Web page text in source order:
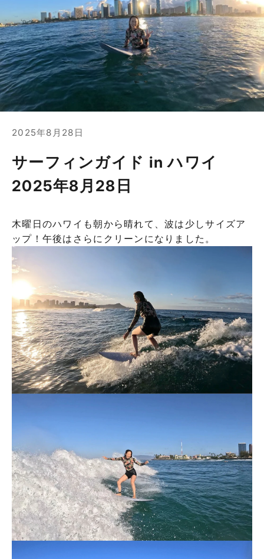
2025年8月28日
サーフィンガイド in ハワイ
2025年8月28日
木曜日のハワイも朝から晴れて、波は少しサイズア
ップ！午後はさらにクリーンになりました。